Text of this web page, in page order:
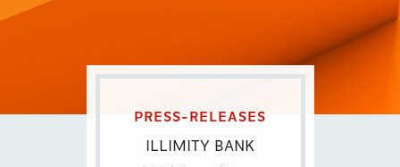
PRESS-RELEASES
ILLIMITY BANK